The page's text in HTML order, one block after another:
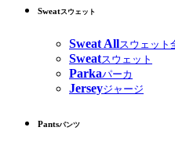
Sweatスウェット
Sweat Allスウェット
Sweatスウェット
Parkaパーカ
Jerseyジャージ
Pantsパンツ